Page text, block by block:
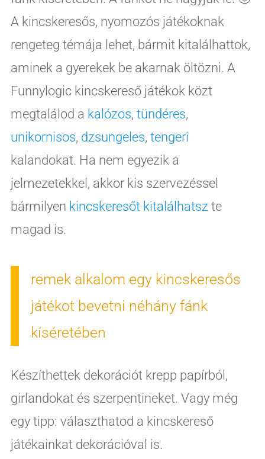
A kincskeresős, nyomozós játékoknak
rengeteg témája lehet, bármit kitalálhattok,
aminek a gyerekek be akarnak öltözni. A
Funnylogic kincskereső játékok közt
megtalálod a kalózos, tündéres,
unikornisos, dzsungeles, tengeri
kalandokat. Ha nem egyezik a
jelmezetekkel, akkor kis szervezéssel
bármilyen kincskeresőt kitalálhatsz te
magad is.
remek alkalom egy kincskeresős
játékot bevetni néhány fánk
kíséretében
Készíthettek dekorációt krepp papírból,
girlandokat és szerpentineket. Vagy még
egy tipp: választhatod a kincskereső
játékainkat dekorációval is.